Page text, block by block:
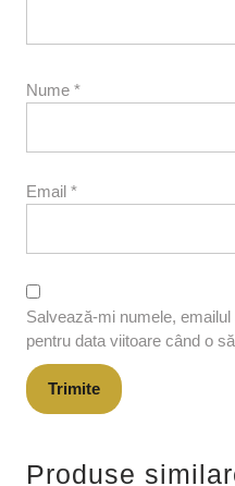
Nume *
Email *
Salvează-mi numele,
pentru data viitoare când o
Produse